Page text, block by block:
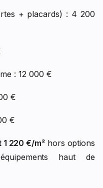
+ placards) : 4 200
: 12 000 €
€
€
220 €/m²hors options
haut de